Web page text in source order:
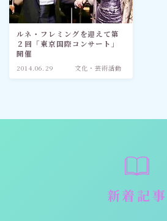
ルネ・フレミングを迎えて第
２回「東京国際コンサート」
開催
2014.06.29 文化・芸術活動
新着記事